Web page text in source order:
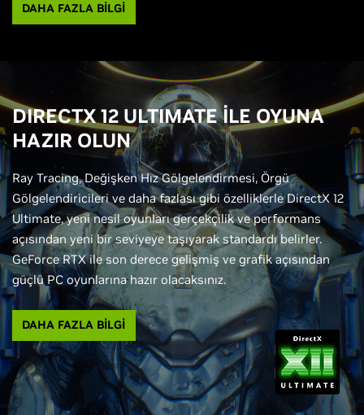
DAHA FAZLA BİLGİ
DIRECTX 12 ULTIMATE İLE OYUNA
HAZIR OLUN
Ray Tracing, Değişken Hız Gölgelendirmesi, Örgü
Gölgelendiricileri ve daha fazlası gibi özelliklerle DirectX 12
Ultimate, yeni nesil oyunları gerçekçilik ve performans
açısından yeni bir seviyeye taşıyarak standardı belirler.
GeForce RTX ile son derece gelişmiş ve grafik açısından
güçlü PC oyunlarına hazır olacaksınız.
DAHA FAZLA BİLGİ